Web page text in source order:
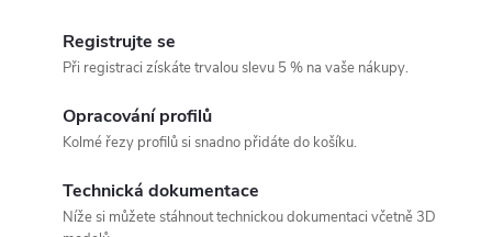
Registrujte se
Při registraci získáte trvalou slevu 5 % na vaše nákupy.
Opracování profilů
Kolmé řezy profilů si snadno přidáte do košíku.
Technická dokumentace
Níže si můžete stáhnout technickou dokumentaci včetně 3D